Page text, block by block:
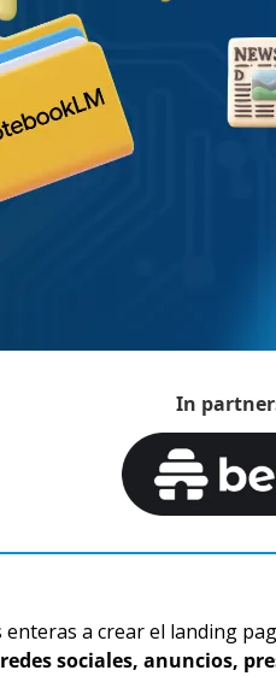
In
enteras a crear el landing
sociales, anuncios,